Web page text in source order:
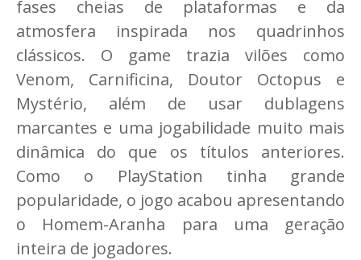
fases cheias de plataformas e da
atmosfera inspirada nos quadrinhos
clássicos. O game trazia vilões como
Venom, Carnificina, Doutor Octopus e
Mystério, além de usar dublagens
marcantes e uma jogabilidade muito mais
dinâmica do que os títulos anteriores.
Como o PlayStation tinha grande
popularidade, o jogo acabou apresentando
o Homem-Aranha para uma geração
inteira de jogadores.